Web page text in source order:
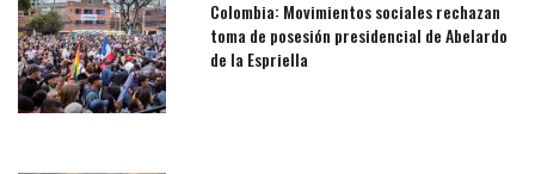
Colombia: Movimientos sociales rechazan
toma de posesión presidencial de Abelardo
de la Espriella